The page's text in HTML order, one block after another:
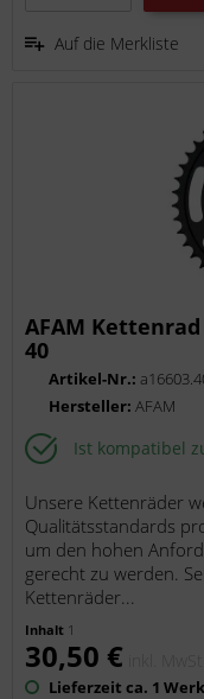
Auf die Merkliste
AFAM Kettenrad
40
Artikel-Nr.:
Hersteller:AFAM
Ist kompatibel
Unsere Kettenräder
Qualitätsstandards
um den hohen
gerecht zu werden.
Kettenräder...
Inhalt 1
30,50 € inkl.
Lieferzeit ca. 1